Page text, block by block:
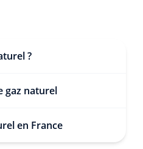
?
gaz naturel
en France